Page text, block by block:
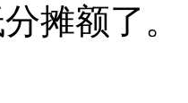
摊额了。